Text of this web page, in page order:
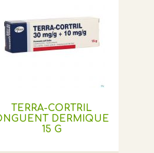
TERRA-CORTRIL
DERMIQUE
15 G